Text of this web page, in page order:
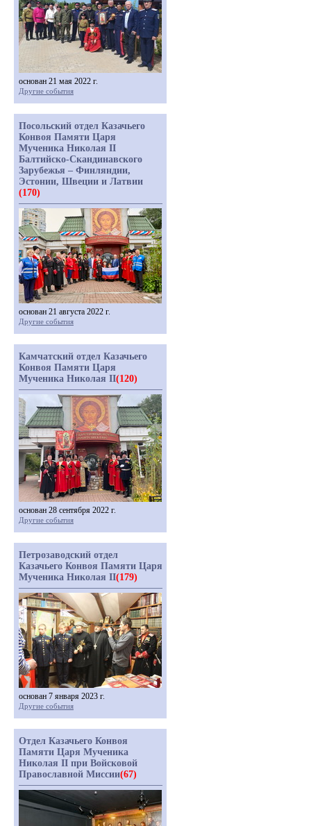
основан 21 мая 2022 г.
Другие события
Посольский отдел Казачьего
Конвоя Памяти Царя
Мученика Николая II
Балтийско-Скандинавского
Зарубежья – Финляндии,
Эстонии, Швеции и Латвии
(170)
основан 21 августа 2022 г.
Другие события
Камчатский отдел Казачьего
Конвоя Памяти Царя
Мученика Николая II(120)
основан 28 сентября 2022 г.
Другие события
Петрозаводский отдел
Казачьего Конвоя Памяти Царя
Мученика Николая II(179)
основан 7 января 2023 г.
Другие события
Отдел Казачьего Конвоя
Памяти Царя Мученика
Николая II при Войсковой
Православной Миссии(67)